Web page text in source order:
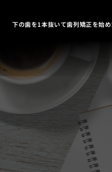
下の歯を1本抜いて歯列矯正を始